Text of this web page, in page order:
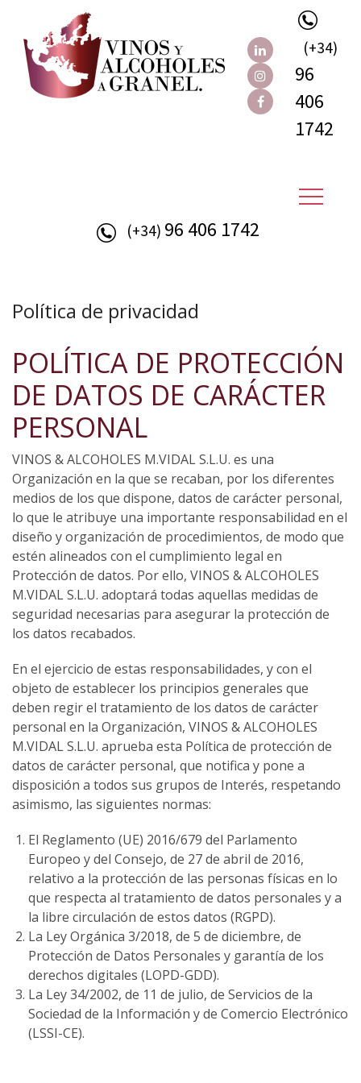
(+34)
96
406
1742
(+34) 96 406 1742
Política de privacidad
POLÍTICA DE PROTECCIÓN
DE DATOS DE CARÁCTER
PERSONAL
VINOS & ALCOHOLES M.VIDAL S.L.U. es una
Organización en la que se recaban, por los diferentes
medios de los que dispone, datos de carácter personal,
lo que le atribuye una importante responsabilidad en el
diseño y organización de procedimientos, de modo que
estén alineados con el cumplimiento legal en
Protección de datos. Por ello, VINOS & ALCOHOLES
M.VIDAL S.L.U. adoptará todas aquellas medidas de
seguridad necesarias para asegurar la protección de
los datos recabados.
En el ejercicio de estas responsabilidades, y con el
objeto de establecer los principios generales que
deben regir el tratamiento de los datos de carácter
personal en la Organización, VINOS & ALCOHOLES
M.VIDAL S.L.U. aprueba esta Política de protección de
datos de carácter personal, que notifica y pone a
disposición a todos sus grupos de Interés, respetando
asimismo, las siguientes normas:
El Reglamento (UE) 2016/679 del Parlamento
Europeo y del Consejo, de 27 de abril de 2016,
relativo a la protección de las personas físicas en lo
que respecta al tratamiento de datos personales y a
la libre circulación de estos datos (RGPD).
La Ley Orgánica 3/2018, de 5 de diciembre, de
Protección de Datos Personales y garantía de los
derechos digitales (LOPD-GDD).
La Ley 34/2002, de 11 de julio, de Servicios de la
Sociedad de la Información y de Comercio Electrónico
(LSSI-CE).